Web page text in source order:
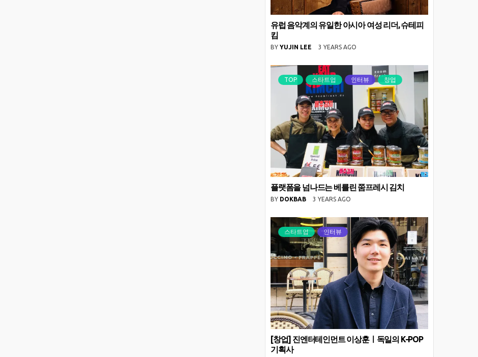
유럽 음악계의 유일한 아시아 여성 리더, 슈테피
킴
BY YUJIN LEE 3 YEARS AGO
TOP 스타트업 인터뷰 창업
플랫폼을 넘나드는 베를린 쭘프레시 김치
BY DOKBAB 3 YEARS AGO
스타트업 인터뷰
[창업] 진엔터테인먼트 이상훈ㅣ독일의 K-POP
기획사